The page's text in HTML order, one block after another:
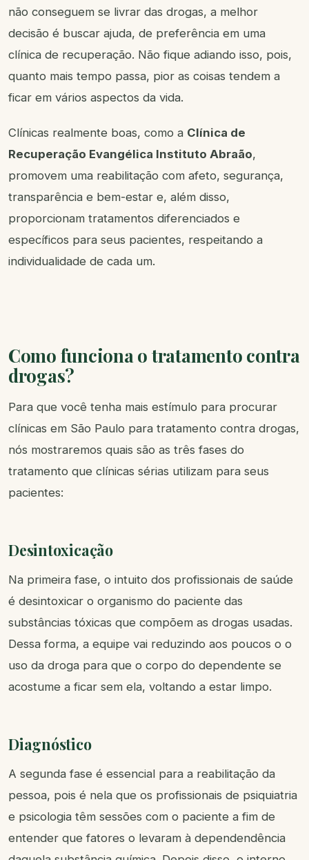
não conseguem se livrar das drogas, a melhor
decisão é buscar ajuda, de preferência em uma
clínica de recuperação. Não fique adiando isso, pois,
quanto mais tempo passa, pior as coisas tendem a
ficar em vários aspectos da vida.
Clínicas realmente boas, como a Clínica de
Recuperação Evangélica Instituto Abraão,
promovem uma reabilitação com afeto, segurança,
transparência e bem-estar e, além disso,
proporcionam tratamentos diferenciados e
específicos para seus pacientes, respeitando a
individualidade de cada um.
Como funciona o tratamento contra
drogas?
Para que você tenha mais estímulo para procurar
clínicas em São Paulo para tratamento contra drogas,
nós mostraremos quais são as três fases do
tratamento que clínicas sérias utilizam para seus
pacientes:
Desintoxicação
Na primeira fase, o intuito dos profissionais de saúde
é desintoxicar o organismo do paciente das
substâncias tóxicas que compõem as drogas usadas.
Dessa forma, a equipe vai reduzindo aos poucos o o
uso da droga para que o corpo do dependente se
acostume a ficar sem ela, voltando a estar limpo.
Diagnóstico
A segunda fase é essencial para a reabilitação da
pessoa, pois é nela que os profissionais de psiquiatria
e psicologia têm sessões com o paciente a fim de
entender que fatores o levaram à dependendência